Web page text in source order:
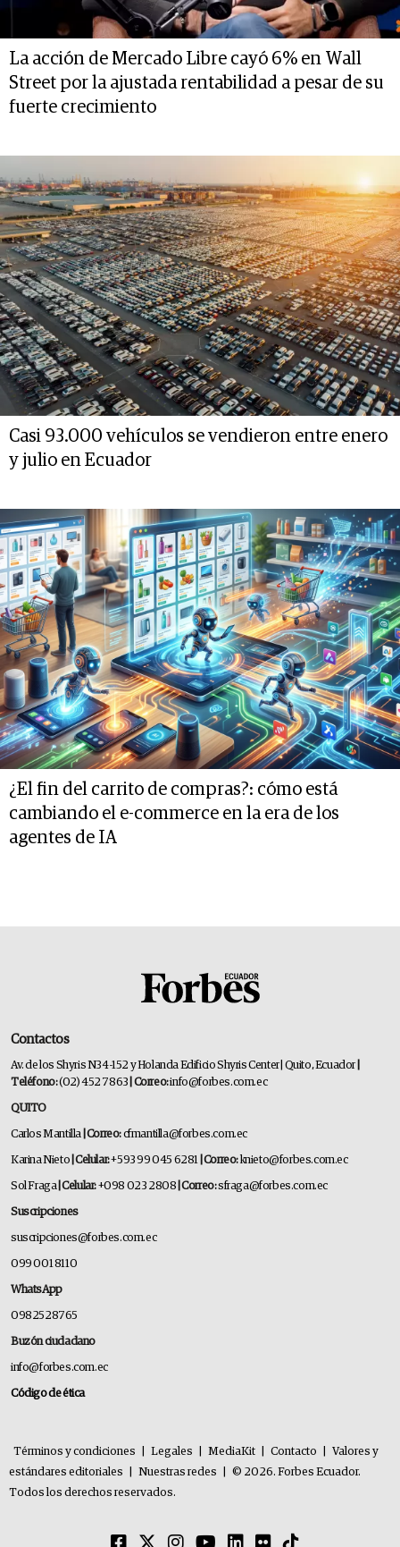
La acción de Mercado Libre cayó 6% en Wall
Street por la ajustada rentabilidad a pesar de su
fuerte crecimiento
Casi 93.000 vehículos se vendieron entre enero
y julio en Ecuador
¿El fin del carrito de compras?: cómo está
cambiando el e-commerce en la era de los
agentes de IA
Contactos
Av. de los Shyris N34-152 y Holanda Edificio Shyris Center | Quito, Ecuador
Teléfono:(02) 452 7863 | Correo:info@forbes.com.ec
QUITO
Carlos Mantilla | Correo:cfmantilla@forbes.com.ec
Karina Nieto | Celular:+593 99 045 6281 | Correo:knieto@forbes.com.ec
Sol Fraga| Celular:+098 023 2808 | Correo:sfraga@forbes.com.ec
Suscripciones
suscripciones@forbes.com.ec
099 001 8110
WhatsApp
0982528765
Buzón ciudadano
info@forbes.com.ec
Código de ética
Términos y condiciones Legales MediaKit Contacto
Valores y
estándares editoriales
Nuestras redes
© 2026. Forbes Ecuador.
Todos los derechos reservados.